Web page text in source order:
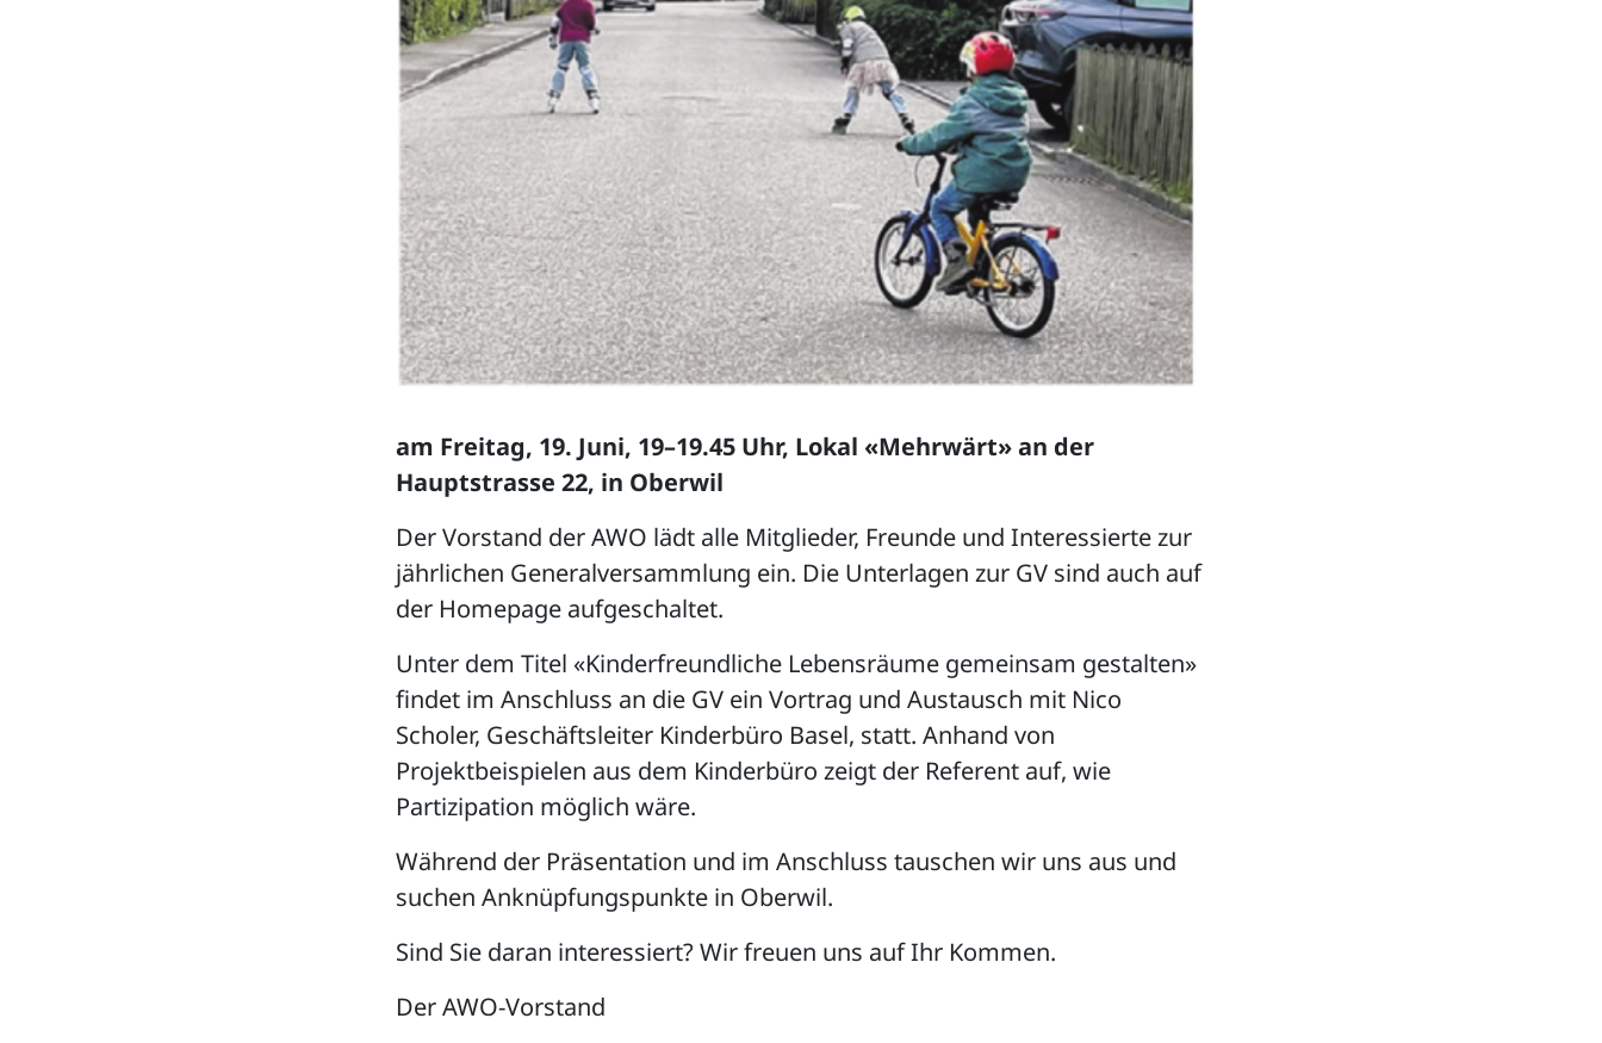
am Freitag, 19. Juni, 19–19.45 Uhr, Lokal «Mehrwärt» an der
Hauptstrasse 22, in Oberwil
Der Vorstand der AWO lädt alle Mitglieder, Freunde und Interessierte zur
jährlichen Generalversammlung ein. Die Unterlagen zur GV sind auch auf
der Homepage aufgeschaltet.
Unter dem Titel «Kinderfreundliche Lebensräume gemeinsam gestalten»
findet im Anschluss an die GV ein Vortrag und Austausch mit Nico
Scholer, Geschäftsleiter Kinderbüro Basel, statt. Anhand von
Projektbeispielen aus dem Kinderbüro zeigt der Referent auf, wie
Partizipation möglich wäre.
Während der Präsentation und im Anschluss tauschen wir uns aus und
suchen Anknüpfungspunkte in Oberwil.
Sind Sie daran interessiert? Wir freuen uns auf Ihr Kommen.
Der AWO-Vorstand